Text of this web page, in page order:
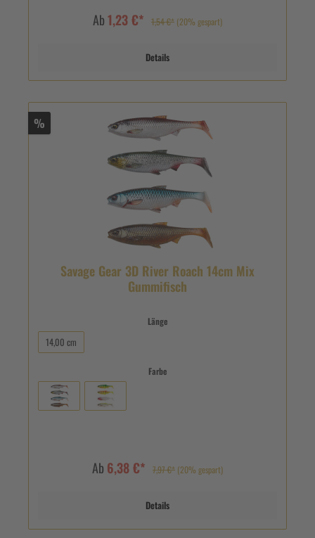
Ab1,23 €* 1,54 €* (20% gespart)
Details
%
Savage Gear 3D River Roach 14cm Mix
Gummifisch
Länge
14,00 cm
Farbe
Ab 6,38 €* 7,97 €* (20% gespart)
Details